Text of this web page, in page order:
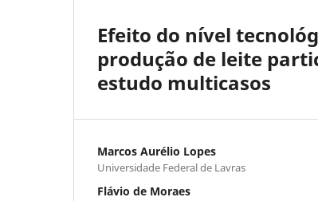
Efeito do nível
produção de leite
estudo multicasos
Marcos Aurélio Lopes
Universidade Federal de Lavras
Flávio de Moraes